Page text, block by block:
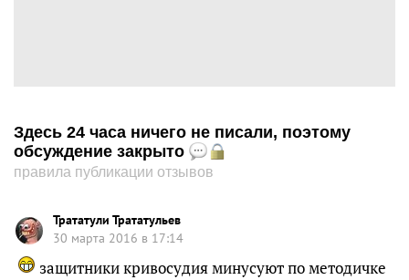
Здесь 24 часа ничего не писали, поэтому
обсуждение закрыто
правила публикации отзывов
Трататули Трататульев
30 марта 2016 в 17:14
защитники кривосудия минусуют по методичке